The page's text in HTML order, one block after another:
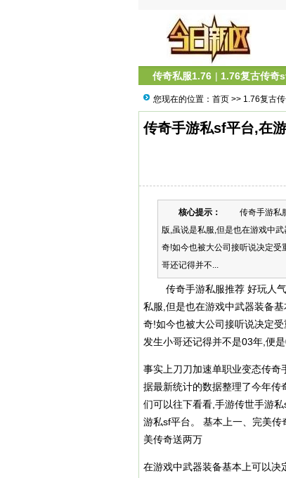
传奇私服1.76 | 1.76复古传奇
您现在的位置： 首页 >> 1.76复古
传奇手游私sf平台,在
核心提示：
传奇手游私服
版,虽说是私服,但是也在游戏中
奇!如今也被大公司接听说决定受
哥还记得并不...
传奇手游私服推荐 好玩人气
私服,但是也在游戏中武器装备
奇!如今也被大公司接听说决定
发生小哥还记得并不是03年,便
事实上刀刀加速单职业变态传奇
据最新统计的数据整理了今年传
们可以往下看看,手游传世手游
游私sf平台。 基本上一、完美
美传奇送两万
在游戏中武器装备基本上可以决